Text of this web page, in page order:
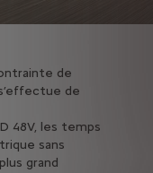
de
de
48V, les temps
sans
grand